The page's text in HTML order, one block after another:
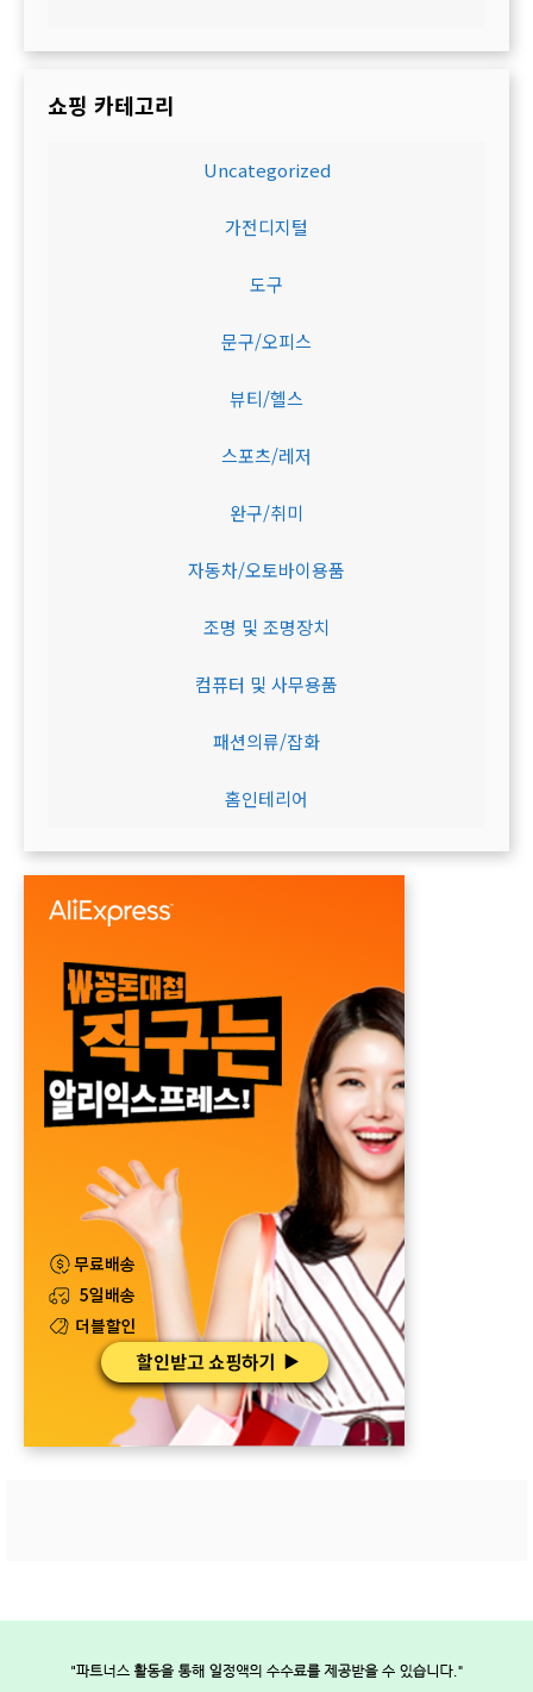
쇼핑 카테고리
Uncategorized
가전디지털
도구
문구/오피스
뷰티/헬스
스포츠/레저
완구/취미
자동차/오토바이용품
조명 및 조명장치
컴퓨터 및 사무용품
패션의류/잡화
홈인테리어